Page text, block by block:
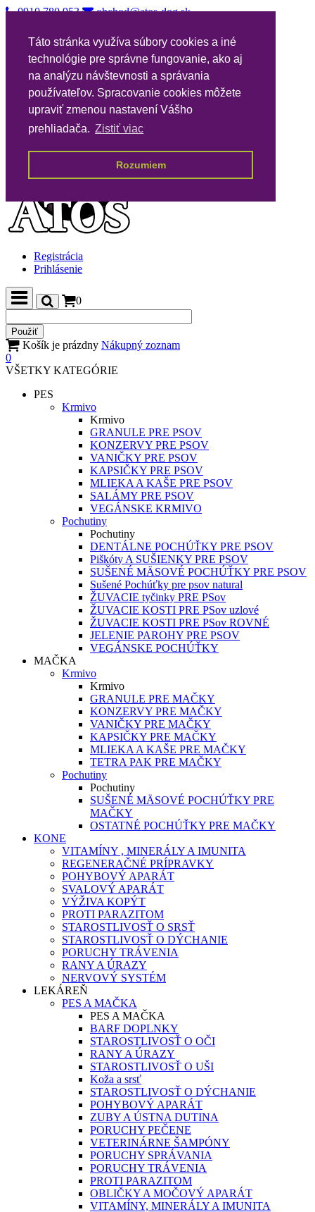
Táto stránka využíva súbory cookies a iné
technológie pre správne fungovanie, ako aj
na analýzu návštevnosti a správania
používateľov. Spracovanie cookies môžete
upraviť zmenou nastavení Vášho
prehliadača. Zistiť viac
Rozumiem
0910 780 953
obchod@atos-dog.sk
Vernostný katalóg
Nákupné podmienky
Všeobecné podmienky VPA
Poštovné
Kontakty
Registrácia
Prihlásenie
0
Košík je prázdny Nákupný zoznam
0
VŠETKY KATEGÓRIE
PES
Krmivo
Krmivo
GRANULE PRE PSOV
KONZERVY PRE PSOV
VANIČKY PRE PSOV
KAPSIČKY PRE PSOV
MLIEKA A KAŠE PRE PSOV
SALÁMY PRE PSOV
VEGÁNSKE KRMIVO
Pochutiny
Pochutiny
DENTÁLNE POCHÚŤKY PRE PSOV
Piškóty A SUŠIENKY PRE PSOV
SUŠENÉ MÄSOVÉ POCHÚŤKY PRE PSOV
Sušené Pochúťky pre psov natural
ŽUVACIE tyčinky PRE PSov
ŽUVACIE KOSTI PRE PSov uzlové
ŽUVACIE KOSTI PRE PSov ROVNÉ
JELENIE PAROHY PRE PSOV
VEGÁNSKE POCHÚŤKY
MAČKA
Krmivo
Krmivo
GRANULE PRE MAČKY
KONZERVY PRE MAČKY
VANIČKY PRE MAČKY
KAPSIČKY PRE MAČKY
MLIEKA A KAŠE PRE MAČKY
TETRA PAK PRE MAČKY
Pochutiny
Pochutiny
SUŠENÉ MÄSOVÉ POCHÚŤKY PRE
MAČKY
OSTATNÉ POCHÚŤKY PRE MAČKY
KONE
VITAMÍNY , MINERÁLY A IMUNITA
REGENERAČNÉ PRÍPRAVKY
POHYBOVÝ APARÁT
SVALOVÝ APARÁT
VÝŽIVA KOPÝT
PROTI PARAZITOM
STAROSTLIVOSŤ O SRSŤ
STAROSTLIVOSŤ O DÝCHANIE
PORUCHY TRÁVENIA
RANY A ÚRAZY
NERVOVÝ SYSTÉM
LEKÁREŇ
PES A MAČKA
PES A MAČKA
BARF DOPLNKY
STAROSTLIVOSŤ O OČI
RANY A ÚRAZY
STAROSTLIVOSŤ O UŠI
Koža a srsť
STAROSTLIVOSŤ O DÝCHANIE
POHYBOVÝ APARÁT
ZUBY A ÚSTNA DUTINA
PORUCHY PEČENE
VETERINÁRNE ŠAMPÓNY
PORUCHY SPRÁVANIA
PORUCHY TRÁVENIA
PROTI PARAZITOM
OBLIČKY A MOČOVÝ APARÁT
VITAMÍNY, MINERÁLY A IMUNITA